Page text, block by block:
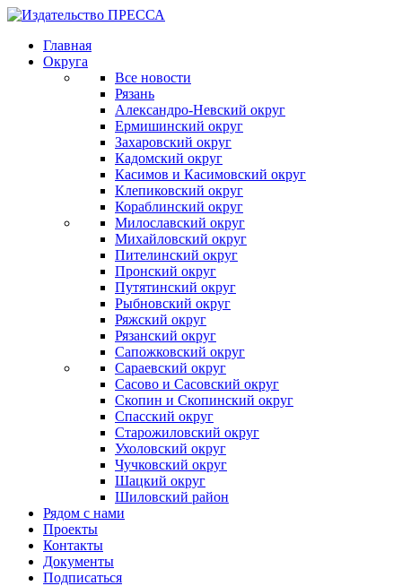
Главная
Округа
Все новости
Рязань
Александро-Невский округ
Ермишинский округ
Захаровский округ
Кадомский округ
Касимов и Касимовский округ
Клепиковский округ
Кораблинский округ
Милославский округ
Михайловский округ
Пителинский округ
Пронский округ
Путятинский округ
Рыбновский округ
Ряжский округ
Рязанский округ
Сапожковский округ
Сараевский округ
Сасово и Сасовский округ
Скопин и Скопинский округ
Спасский округ
Старожиловский округ
Ухоловский округ
Чучковский округ
Шацкий округ
Шиловский район
Рядом с нами
Проекты
Контакты
Документы
Подписаться